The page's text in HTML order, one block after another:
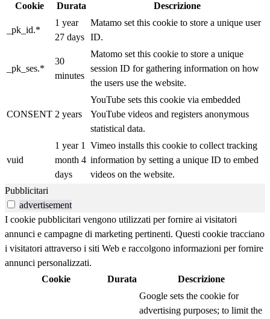
Cookie
Durata Descrizione
_pk_id.*
1 year
27 days
Matamo set this cookie to store a unique user
ID.
_pk_ses.*
30
minutes
Matomo set this cookie to store a unique
session ID for gathering information on how
the users use the website.
CONSENT 2 years
YouTube sets this cookie via embedded
YouTube videos and registers anonymous
statistical data.
vuid
1 year 1
month 4
days
Vimeo installs this cookie to collect tracking
information by setting a unique ID to embed
videos on the website.
Pubblicitari
advertisement
I cookie pubblicitari vengono utilizzati per fornire ai visitatori
annunci e campagne di marketing pertinenti. Questi cookie tracciano
i visitatori attraverso i siti Web e raccolgono informazioni per fornire
annunci personalizzati.
Cookie
Durata Descrizione
Google sets the cookie for
advertising purposes; to limit the